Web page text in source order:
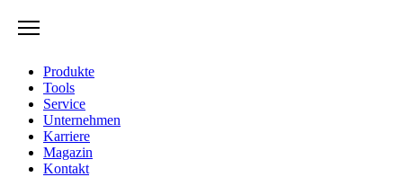
Produkte
Tools
Service
Unternehmen
Karriere
Magazin
Kontakt